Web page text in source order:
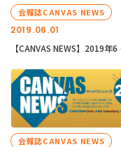
2019.06.01
会報誌CANVAS NEWS
【CANVAS NEWS】2019年
会報誌CANVAS NEWS